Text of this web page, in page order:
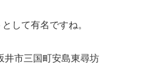
して有名ですね。
井市三国町安島東尋坊